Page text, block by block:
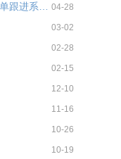
货掌柜系统升级啦!新增公众号价格查询\订单跟进系统上线 04-28
03-02
02-28
02-15
12-10
11-16
10-26
10-19